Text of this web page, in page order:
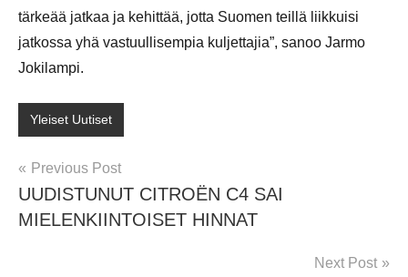
tärkeää jatkaa ja kehittää, jotta Suomen teillä liikkuisi
jatkossa yhä vastuullisempia kuljettajia”, sanoo Jarmo
Jokilampi.
Yleiset Uutiset
Post
navigation
Previous Post
UUDISTUNUT CITROËN C4 SAI
MIELENKIINTOISET HINNAT
Next Post